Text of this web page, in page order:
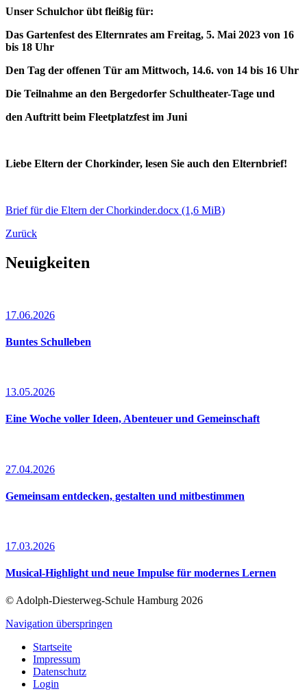
Unser Schulchor übt fleißig für:
Das Gartenfest des Elternrates am Freitag, 5. Mai 2023 von 16
bis 18 Uhr
Den Tag der offenen Tür am Mittwoch, 14.6. von 14 bis 16 Uhr
Die Teilnahme an den Bergedorfer Schultheater-Tage und
den Auftritt beim Fleetplatzfest im Juni
Liebe Eltern der Chorkinder, lesen Sie auch den Elternbrief!
Brief für die Eltern der Chorkinder.docx (1,6 MiB)
Zurück
Neuigkeiten
17.06.2026
Buntes Schulleben
13.05.2026
Eine Woche voller Ideen, Abenteuer und Gemeinschaft
27.04.2026
Gemeinsam entdecken, gestalten und mitbestimmen
17.03.2026
Musical-Highlight und neue Impulse für modernes Lernen
© Adolph-Diesterweg-Schule Hamburg 2026
Navigation überspringen
Startseite
Impressum
Datenschutz
Login